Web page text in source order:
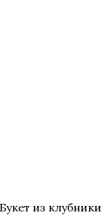
из клубники